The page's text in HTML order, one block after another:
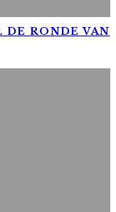
RONDE VAN